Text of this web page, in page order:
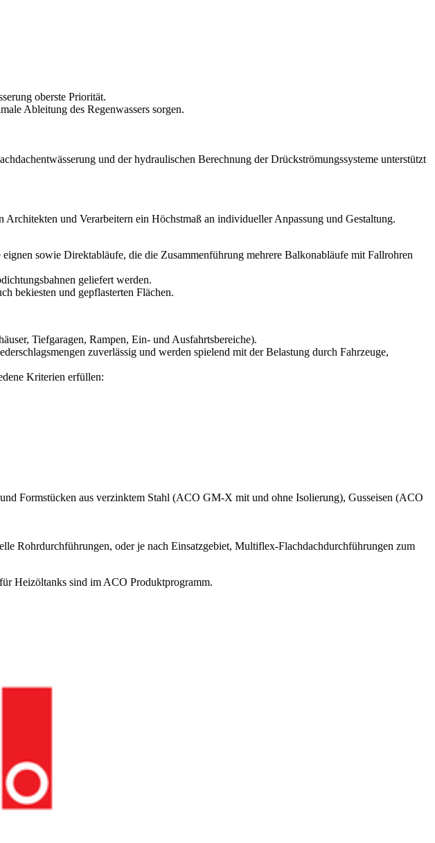
oberste Priorität.
Ableitung des Regenwassers sorgen.
und der hydraulischen Berechnung der Drückströmungssysteme unterstützt
und Verarbeitern ein Höchstmaß an individueller Anpassung und Gestaltung.
sowie Direktabläufe, die die Zusammenführung mehrere Balkonabläufe mit Fallrohren
geliefert werden.
bekiesten und gepflasterten Flächen.
Tiefgaragen, Rampen, Ein- und Ausfahrtsbereiche).
zuverlässig und werden spielend mit der Belastung durch Fahrzeuge,
Kriterien erfüllen:
Formstücken aus verzinktem Stahl (ACO GM-X mit und ohne Isolierung), Gusseisen (ACO
Rohrdurchführungen, oder je nach Einsatzgebiet, Multiflex-Flachdachdurchführungen zum
Heizöltanks sind im ACO Produktprogramm.